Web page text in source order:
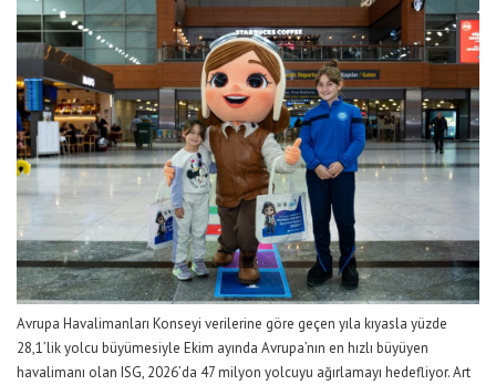
Avrupa Havalimanları Konseyi verilerine göre geçen yıla kıyasla yüzde
28,1’lik yolcu büyümesiyle Ekim ayında Avrupa’nın en hızlı büyüyen
havalimanı olan ISG, 2026’da 47 milyon yolcuyu ağırlamayı hedefliyor. Art